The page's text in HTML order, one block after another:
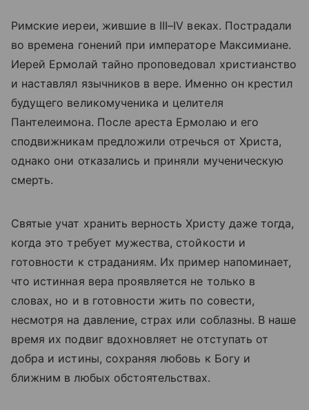
Римские иереи, жившие в III–IV веках. Пострадали
во времена гонений при императоре Максимиане.
Иерей Ермолай тайно проповедовал христианство
и наставлял язычников в вере. Именно он крестил
будущего великомученика и целителя
Пантелеимона. После ареста Ермолаю и его
сподвижникам предложили отречься от Христа,
однако они отказались и приняли мученическую
смерть.
Святые учат хранить верность Христу даже тогда,
когда это требует мужества, стойкости и
готовности к страданиям. Их пример напоминает,
что истинная вера проявляется не только в
словах, но и в готовности жить по совести,
несмотря на давление, страх или соблазны. В наше
время их подвиг вдохновляет не отступать от
добра и истины, сохраняя любовь к Богу и
ближним в любых обстоятельствах.